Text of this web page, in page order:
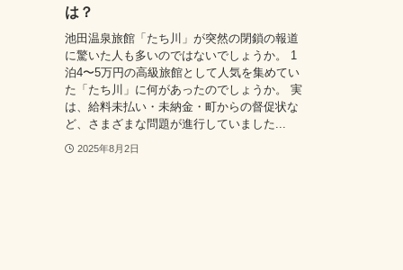
は？
池田温泉旅館「たち川」が突然の閉鎖の報道
に驚いた人も多いのではないでしょうか。 1
泊4〜5万円の高級旅館として人気を集めてい
た「たち川」に何があったのでしょうか。 実
は、給料未払い・未納金・町からの督促状な
ど、さまざまな問題が進行していました...
2025年8月2日